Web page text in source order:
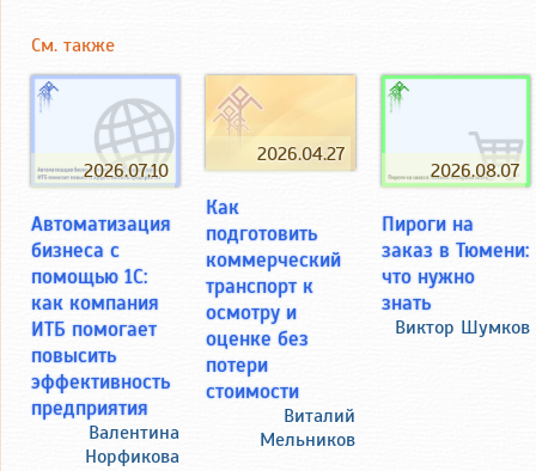
См. также
2026.07.10
Автоматизация
бизнеса с
помощью 1С:
как компания
ИТБ помогает
повысить
эффективность
предприятия
Валентина
Норфикова
2026.04.27
Как
подготовить
коммерческий
транспорт к
осмотру и
оценке без
потери
стоимости
Виталий
Мельников
2026.08.07
Пироги на
заказ в Тюмени:
что нужно
знать
Виктор Шумков